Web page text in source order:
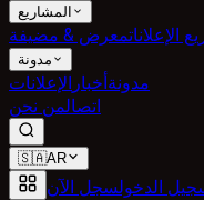
المشاريع
الإعلاناتمعرض & مضيفة
مدونة
مدونةأخبار الإعلانات
اتصالمن نحن
🇸🇦AR
الدخولسجل الآن